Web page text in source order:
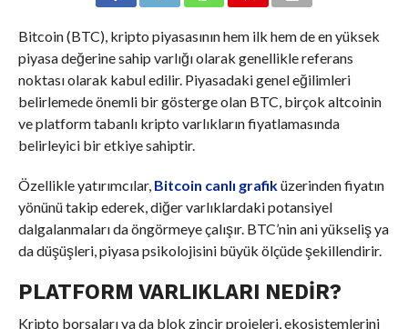
Bitcoin (BTC), kripto piyasasının hem ilk hem de en yüksek
piyasa değerine sahip varlığı olarak genellikle referans
noktası olarak kabul edilir. Piyasadaki genel eğilimleri
belirlemede önemli bir gösterge olan BTC, birçok altcoinin
ve platform tabanlı kripto varlıkların fiyatlamasında
belirleyici bir etkiye sahiptir.
Özellikle yatırımcılar, Bitcoin canlı grafiküzerinden fiyatın
yönünü takip ederek, diğer varlıklardaki potansiyel
dalgalanmaları da öngörmeye çalışır. BTC’nin ani yükseliş ya
da düşüşleri, piyasa psikolojisini büyük ölçüde şekillendirir.
PLATFORM VARLIKLARI NEDIR?
Kripto borsaları ya da blok zincir projeleri, ekosistemlerini